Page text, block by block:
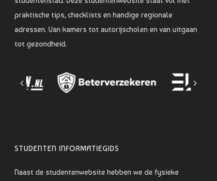
praktische tips, checklists en handige regionale
adressen. Van kamers tot autorijscholen en van uitgaan
tot gezondheid.
STUDENTEN INFORMATIEGIDS
Naast de studentenwebsite hebben we de fysieke